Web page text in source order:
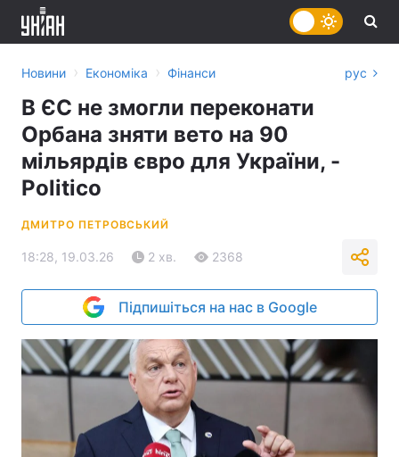
Новини › Економіка › Фінанси рус
В ЄС не змогли переконати
Орбана зняти вето на 90
мільярдів євро для України, -
Politico
ДМИТРО ПЕТРОВСЬКИЙ
18:28, 19.03.26 2 хв. 2368
Підпишіться на нас в Google